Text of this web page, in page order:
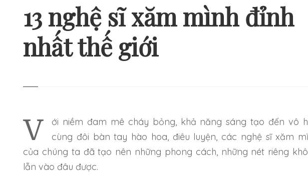
13 nghệ sĩ xăm mình đỉnh
nhất thế giới
Với niềm đam mê cháy bỏng, khả năng sáng tạo đến vô hạn
cùng đôi bàn tay hào hoa, điêu luyện, các nghệ sĩ xăm
của chúng ta đã tạo nên những phong cách, những nét riêng
lẫn vào đâu được.